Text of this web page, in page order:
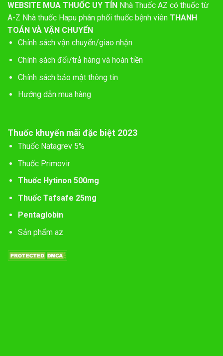
WEBSITE MUA THUỐC UY TÍN Nhà Thuốc AZ có thuốc từ
A-Z Nhà thuốc Hapu phân phối thuốc bệnh viên THANH
TOÁN VÀ VẬN CHUYỂN
Chính sách vận chuyển/giao nhận
Chính sách đổi/trả hàng và hoàn tiền
Chính sách bảo mật thông tin
Hướng dẫn mua hàng
Thuốc khuyến mãi đặc biệt 2023
Thuốc Natagrev 5%
Thuốc Primovir
Thuốc Hytinon 500mg
Thuốc Tafsafe 25mg
Pentaglobin
Sản phẩm az